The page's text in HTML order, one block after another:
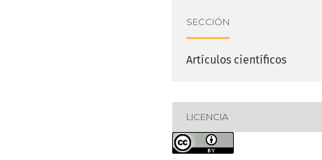
SECCIÓN
Artículos científicos
LICENCIA